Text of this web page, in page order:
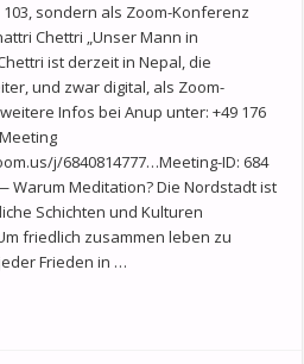
sondern als Zoom-Konferenz
Chettri „Unser Mann in
ist derzeit in Nepal, die
und zwar digital, als Zoom-
Infos bei Anup unter: +49 176
j/6840814777…Meeting-ID: 684
Warum Meditation? Die Nordstadt ist
Schichten und Kulturen
friedlich zusammen leben zu
Frieden in …